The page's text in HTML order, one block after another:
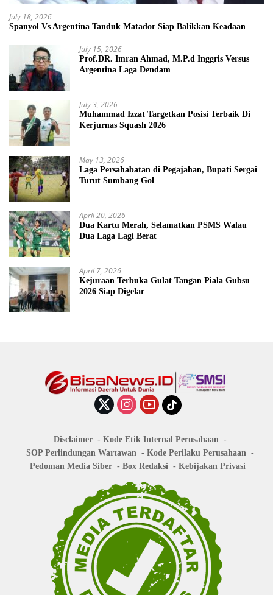
July 18, 2026
Spanyol Vs Argentina Tanduk Matador Siap Balikkan Keadaan
July 15, 2026
Prof.DR. Imran Ahmad, M.P.d Inggris Versus
Argentina Laga Dendam
July 3, 2026
Muhammad Izzat Targetkan Posisi Terbaik Di
Kerjurnas Squash 2026
May 13, 2026
Laga Persahabatan di Pegajahan, Bupati Sergai
Turut Sumbang Gol
April 20, 2026
Dua Kartu Merah, Selamatkan PSMS Walau
Dua Laga Lagi Berat
April 7, 2026
Kejuraan Terbuka Gulat Tangan Piala Gubsu
2026 Siap Digelar
Disclaimer
Kode Etik Internal Perusahaan
SOP Perlindungan Wartawan
Kode Perilaku Perusahaan
Pedoman Media Siber
Box Redaksi Kebijakan Privasi